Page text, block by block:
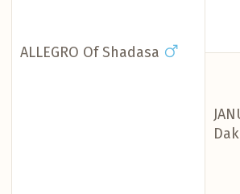
ALLEGRO Of Shadasa